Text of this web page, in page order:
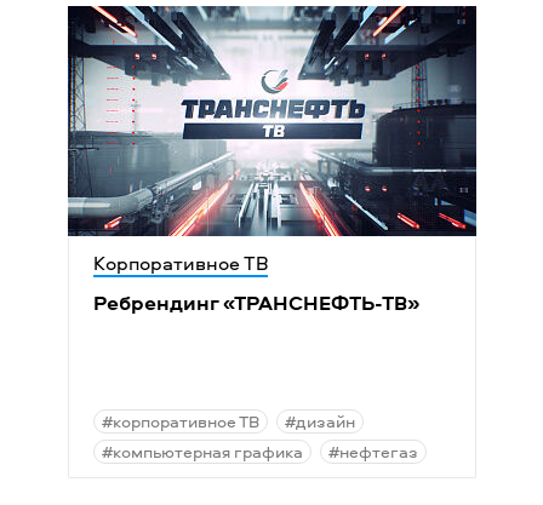
Корпоративное ТВ
Ребрендинг«ТРАНСНЕФТЬ-ТВ»
#корпоративное ТВ
#дизайн
#компьютерная графика
#нефтегаз